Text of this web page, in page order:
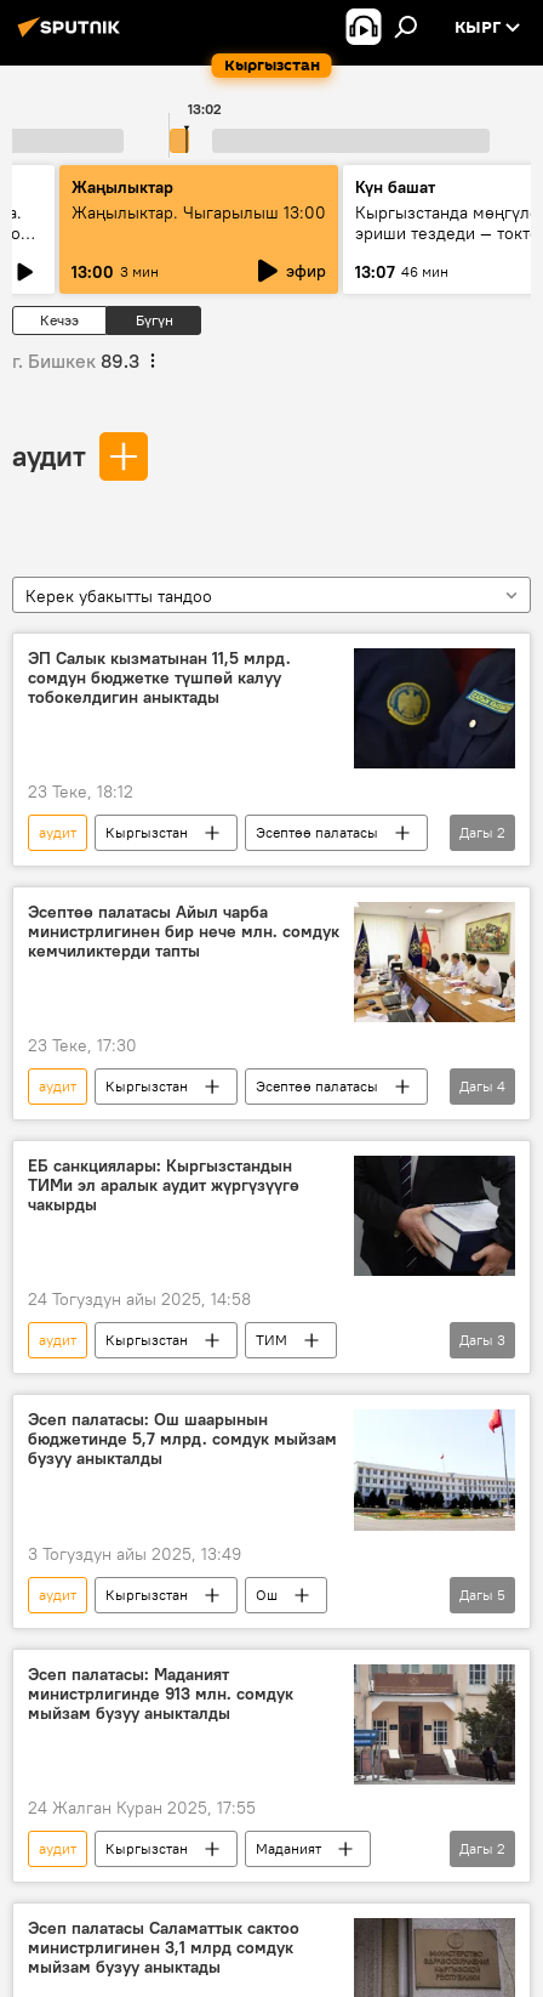
Кыргызстан
КЫРГ
13:02
Жаңылыктар
Жаңылыктар. Чыгарылыш 13:00
13:00 3 мин эфир
Күн башат
Кыргызстанда
эриши тездеди —
13:07 46 мин
Кечээ Бүгүн
г. Бишкек 89.3
аудит
Керек убакытты тандоо
ЭП Салык кызматынан 11,5 млрд.
сомдун бюджетке түшпөй калуу
тобокелдигин аныктады
23 Теке, 18:12
аудит Кыргызстан
Эсептөө палатасы
мыйзам бузуулар
Мамлекеттик салык кызматы
Дагы 2
Эсептөө палатасы Айыл чарба
министрлигинен бир нече млн. сомдук
кемчиликтерди тапты
23 Теке, 17:30
аудит Кыргызстан
Эсептөө палатасы
айыл чарба
министрлик
мыйзам бузуулар
каражат
Дагы 4
ЕБ санкциялары: Кыргызстандын
ТИМи эл аралык аудит жүргүзүүгө
чакырды
24 Тогуздун айы 2025, 14:58
аудит Кыргызстан
ТИМ
Европа биримдиги
санкциялар
диалог
Дагы 3
Эсеп палатасы: Ош шаарынын
бюджетинде 5,7 млрд. сомдук мыйзам
бузуу аныкталды
3 Тогуздун айы 2025, 13:49
аудит Кыргызстан
Ош
бюджет
эреже
бузуу
Эсеп палатасы
Дагы 5
Эсеп палатасы: Маданият
министрлигинде 913 млн. сомдук
мыйзам бузуу аныкталды
24 Жалган Куран 2025, 17:55
аудит Кыргызстан
Маданият
каржылык
бузуу
Дагы 2
Эсеп палатасы Саламаттык сактоо
министрлигинен 3,1 млрд сомдук
мыйзам бузуу аныктады